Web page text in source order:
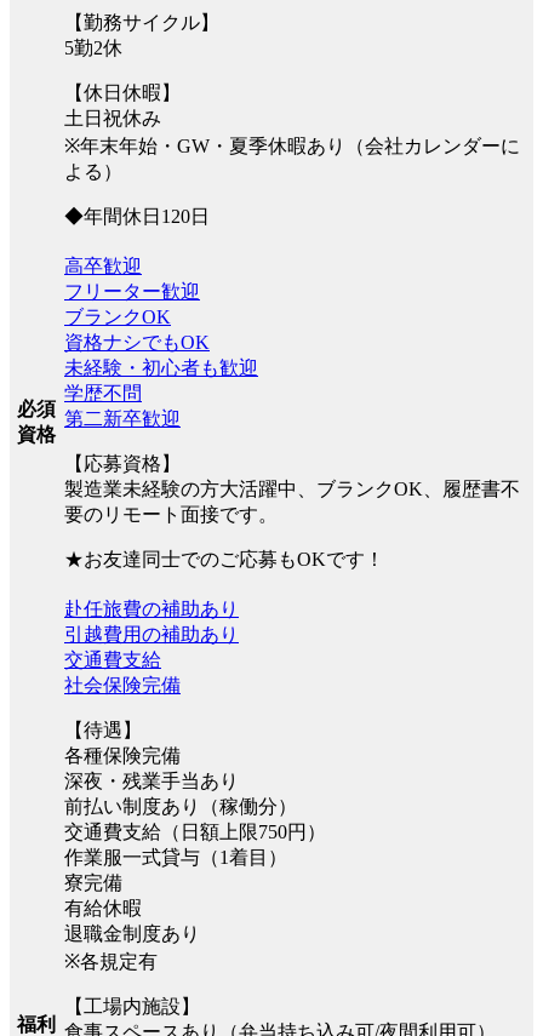
【勤務サイクル】
5勤2休
【休日休暇】
土日祝休み
※年末年始・GW・夏季休暇あり（会社カレンダーに
よる）
◆年間休日120日
必須
資格
高卒歓迎
フリーター歓迎
ブランクOK
資格ナシでもOK
未経験・初心者も歓迎
学歴不問
第二新卒歓迎
【応募資格】
製造業未経験の方大活躍中、ブランクOK、履歴書不
要のリモート面接です。
★お友達同士でのご応募もOKです！
福利
赴任旅費の補助あり
引越費用の補助あり
交通費支給
社会保険完備
【待遇】
各種保険完備
深夜・残業手当あり
前払い制度あり（稼働分）
交通費支給（日額上限750円）
作業服一式貸与（1着目）
寮完備
有給休暇
退職金制度あり
※各規定有
【工場内施設】
食事スペースあり（弁当持ち込み可/夜間利用可）